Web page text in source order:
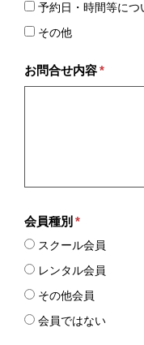
予約日・時間等につ
その他
お問合せ内容*
会員種別 *
スクール会員
レンタル会員
その他会員
会員ではない